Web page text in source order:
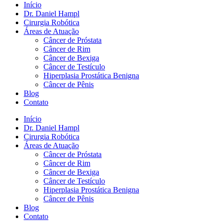
Início
Dr. Daniel Hampl
Cirurgia Robótica
Áreas de Atuação
Câncer de Próstata
Câncer de Rim
Câncer de Bexiga
Câncer de Testículo
Hiperplasia Prostática Benigna
Câncer de Pênis
Blog
Contato
Início
Dr. Daniel Hampl
Cirurgia Robótica
Áreas de Atuação
Câncer de Próstata
Câncer de Rim
Câncer de Bexiga
Câncer de Testículo
Hiperplasia Prostática Benigna
Câncer de Pênis
Blog
Contato